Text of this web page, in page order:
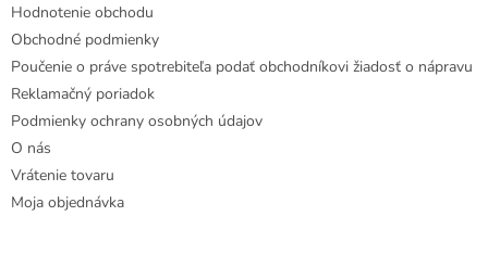
Hodnotenie obchodu
Obchodné podmienky
Poučenie o práve spotrebiteľa podať obchodníkovi žiadosť o nápravu
Reklamačný poriadok
Podmienky ochrany osobných údajov
O nás
Vrátenie tovaru
Moja objednávka